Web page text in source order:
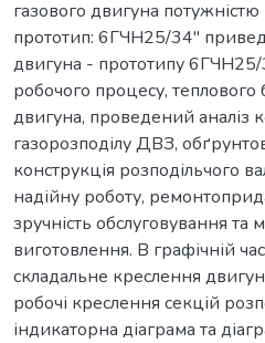
газового двигуна
прототип: 6ГЧН25/34''
двигуна - прототипу
робочого процесу, теплового
двигуна, проведений аналіз
газорозподілу ДВЗ,
конструкція розподільчого
надійну роботу,
зручність обслуговування та
виготовлення. В графічній
складальне креслення
робочі креслення секцій
індикаторна діаграма та